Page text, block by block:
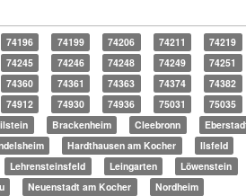
74196 74199 74206 74211
74219
74245 74246 74248 74249
74251
74360 74361 74363 74374
74382
74912 74930 74936 75031
75035
Brackenheim Cleebronn
Hardthausen am Kocher
Ilsfeld
Lehrensteinsfeld Leingarten
Löwenstein
Neuenstadt am Kocher Nordheim